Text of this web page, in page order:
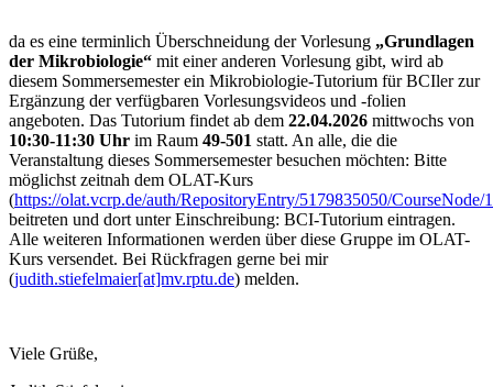
da es eine terminlich Überschneidung der Vorlesung „Grundlagen
der Mikrobiologie“ mit einer anderen Vorlesung gibt, wird ab
diesem Sommersemester ein Mikrobiologie-Tutorium für BCIler zur
Ergänzung der verfügbaren Vorlesungsvideos und -folien
angeboten. Das Tutorium findet ab dem 22.04.2026 mittwochs von
10:30-11:30 Uhr im Raum 49-501 statt. An alle, die die
Veranstaltung dieses Sommersemester besuchen möchten: Bitte
möglichst zeitnah dem OLAT-Kurs
(https://olat.vcrp.de/auth/RepositoryEntry/5179835050/CourseNode/
beitreten und dort unter Einschreibung: BCI-Tutorium eintragen.
Alle weiteren Informationen werden über diese Gruppe im OLAT-
Kurs versendet. Bei Rückfragen gerne bei mir
(judith.stiefelmaier[at]mv.rptu.de) melden.
Viele Grüße,